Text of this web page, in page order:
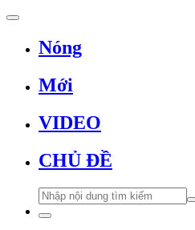
Nóng
Mới
VIDEO
CHỦ ĐỀ